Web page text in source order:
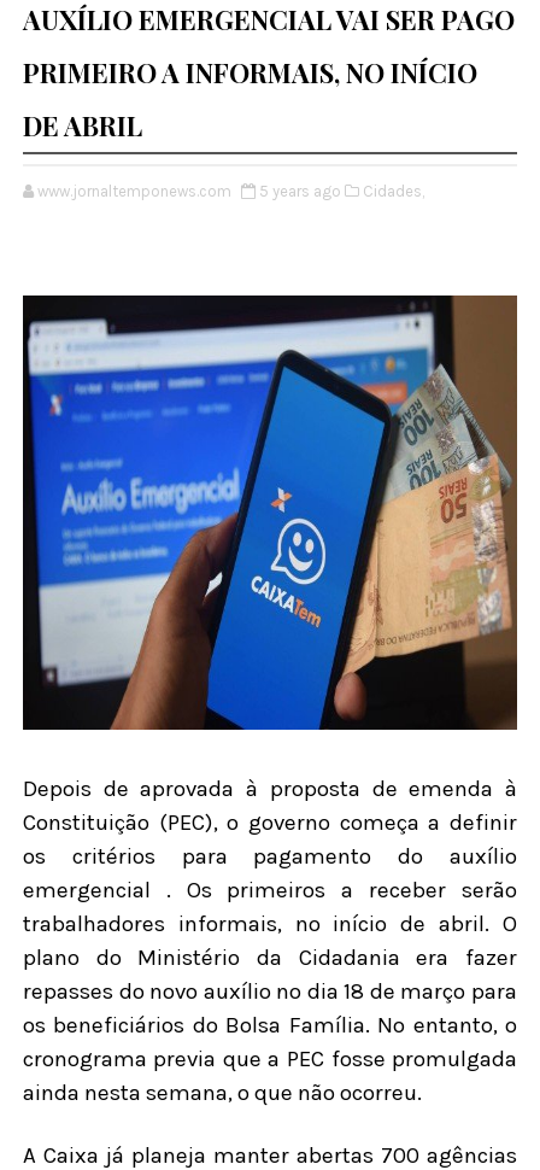
AUXÍLIO EMERGENCIAL VAI SER PAGO
PRIMEIRO A INFORMAIS, NO INÍCIO
DE ABRIL
www.jornaltemponews.com 5 years ago Cidades,
Depois de aprovada à proposta de emenda à
Constituição (PEC), o governo começa a definir
os critérios para pagamento do auxílio
emergencial . Os primeiros a receber serão
trabalhadores informais, no início de abril. O
plano do Ministério da Cidadania era fazer
repasses do novo auxílio no dia 18 de março para
os beneficiários do Bolsa Família. No entanto, o
cronograma previa que a PEC fosse promulgada
ainda nesta semana, o que não ocorreu.
A Caixa já planeja manter abertas 700 agências